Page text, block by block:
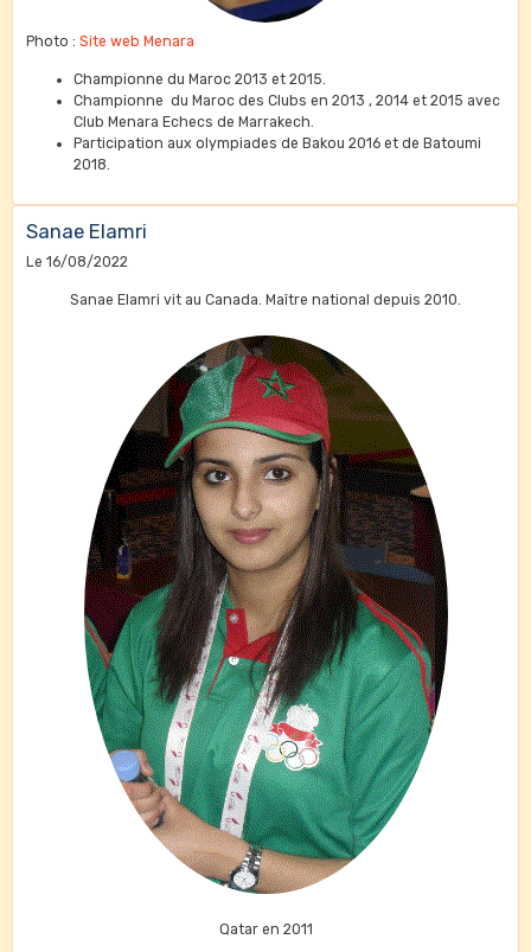
Photo : Site web Menara
Championne du Maroc 2013 et 2015.
Championne du Maroc des Clubs en 2013 , 2014 et 2015 avec
Club Menara Echecs de Marrakech.
Participation aux olympiades de Bakou 2016 et de Batoumi
2018.
Sanae Elamri
Le 16/08/2022
Sanae Elamri vit au Canada. Maître national depuis 2010.
Qatar en 2011